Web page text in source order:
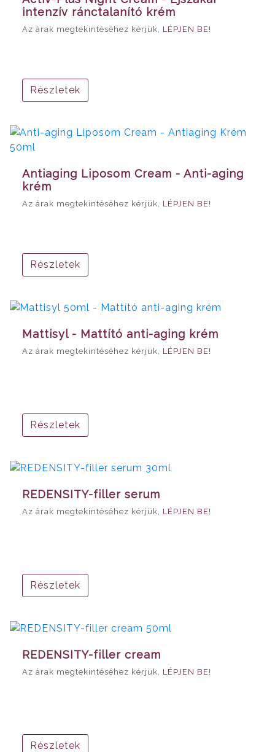
intenzív ránctalanító krém
Az árak megtekintéséhez kérjük, LÉPJEN BE!
Részletek
Antiaging Liposom Cream - Anti-aging
krém
Az árak megtekintéséhez kérjük, LÉPJEN BE!
Részletek
Mattisyl - Mattító anti-aging krém
Az árak megtekintéséhez kérjük, LÉPJEN BE!
Részletek
REDENSITY-filler serum
Az árak megtekintéséhez kérjük, LÉPJEN BE!
Részletek
REDENSITY-filler cream
Az árak megtekintéséhez kérjük, LÉPJEN BE!
Részletek